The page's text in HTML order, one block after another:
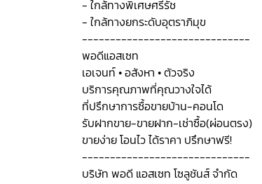
- ใกล้ทางพิเศษศรีรัช
- ใกล้ทางยกระดับอุตราภิมุข
------------------------------
พอดีแอสเซท
เอเจนท์ • อสังหา • ตัวจริง
บริการคุณภาพที่คุณวางใจได้
ที่ปรึกษาการซื้อขายบ้าน-คอนโด
รับฝากขาย-ขายฝาก-เช่าซื้อ(ผ่อนตรง)
ขายง่าย โอนไว ได้ราคา ปรึกษาฟรี!
------------------------------
บริษัท พอดี แอสเซท โซลูชันส์ จำกัด